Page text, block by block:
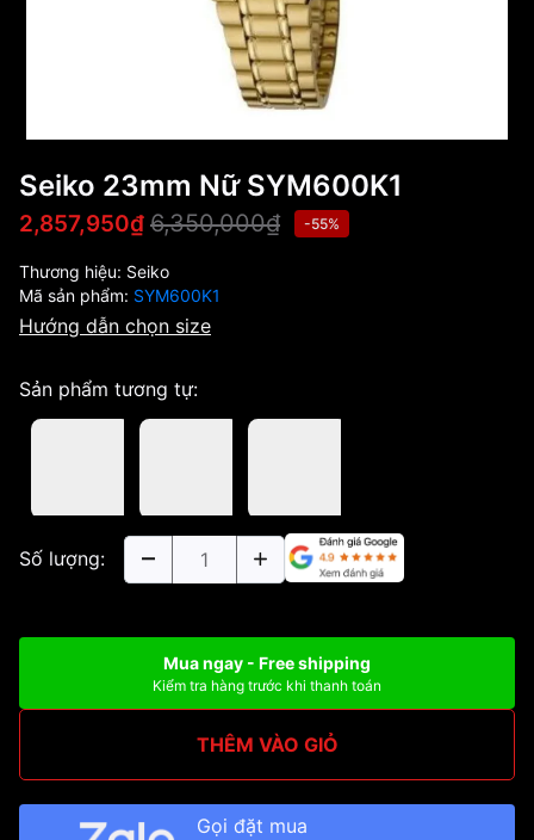
Seiko 23mm Nữ SYM600K1
2,857,950₫ 6,350,000₫ -55%
Thương hiệu: Seiko
Mã sản phẩm: SYM600K1
Hướng dẫn chọn size
Sản phẩm tương tự:
Số lượng:
Mua ngay - Free shipping
Kiểm tra hàng trước khi thanh toán
THÊM VÀO GIỎ
Gọi đặt mua